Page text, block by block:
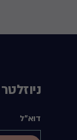
ניוזלטר
דוא"ל